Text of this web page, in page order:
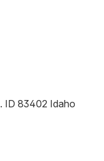
. ID 83402 Idaho